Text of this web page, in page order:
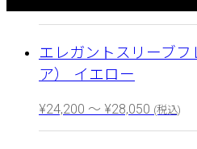
エレガントスリーブ
ア） イエロー
¥24,200 ～ ¥28,050 (税込)